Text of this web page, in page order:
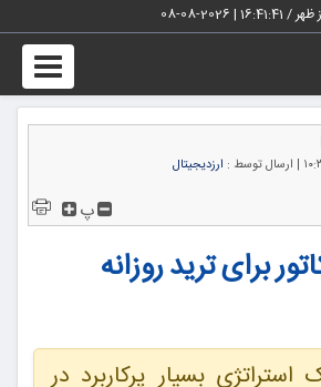
16:41:42
|
2026-08-08
ارسال توسط : ارزدیجیتال
پ
برای ترید روزانه
استراتژی بسیار پرکاربرد در